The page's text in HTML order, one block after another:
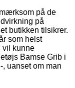
på de
på
butikken tilsikrer.
som helst
vil kunne
Bamse Grib i
uanset om man